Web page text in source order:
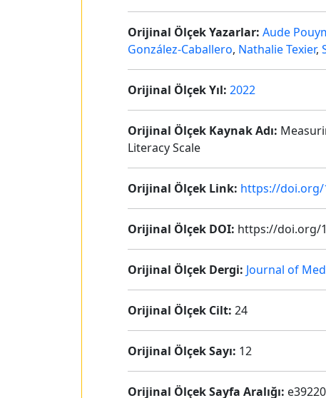
Orijinal Ölçek Yazarlar: Aude
González-Caballero, Nathalie Texier,
Orijinal Ölçek Yıl: 2022
Orijinal Ölçek Kaynak Adı:
Literacy Scale
Orijinal Ölçek Link: https://doi.org/
Orijinal Ölçek DOI: https://doi.org/
Orijinal Ölçek Dergi: Journal of
Orijinal Ölçek Cilt: 24
Orijinal Ölçek Sayı: 12
Orijinal Ölçek Sayfa Aralığı: e39220